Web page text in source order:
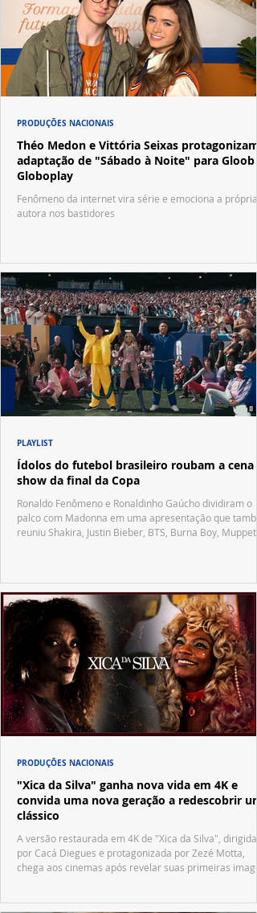
Théo Medon e Vittória Seixas protagonizam
adaptação de "Sábado à Noite" para Gloob e
Globoplay
Fenômeno da internet vira série e emociona a própria
autora nos bastidores
PRODUÇÕES NACIONAIS
Ídolos do futebol brasileiro roubam a cena
show da final da Copa
Ronaldo Fenômeno e Ronaldinho Gaúcho dividiram o
palco com Madonna em uma apresentação que
reuniu Shakira, Justin Bieber, BTS, Burna Boy, Muppets,
PLAYLIST
"Xica da Silva" ganha nova vida em 4K e
convida uma nova geração a redescobrir um
clássico
A versão restaurada em 4K de "Xica da Silva", dirigida
por Cacá Diegues e protagonizada por Zezé Motta,
chega aos cinemas após revelar suas primeiras
PRODUÇÕES NACIONAIS